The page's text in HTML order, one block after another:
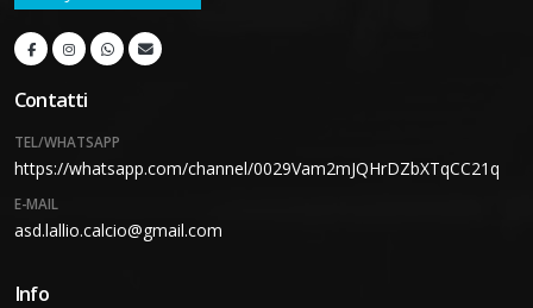
Contatti
TEL/WHATSAPP
https://whatsapp.com/channel/0029Vam2mJQHrDZbXTqCC21q
E-MAIL
asd.lallio.calcio@gmail.com
Info